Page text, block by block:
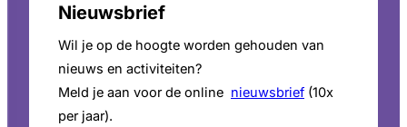
Nieuwsbrief
Wil je op de hoogte worden gehouden van
nieuws en activiteiten?
Meld je aan voor de online nieuwsbrief (10x
per jaar).